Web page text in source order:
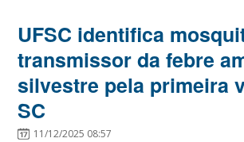
UFSC identifica
transmissor da febre
silvestre pela primeira
SC
11/12/2025 08:57